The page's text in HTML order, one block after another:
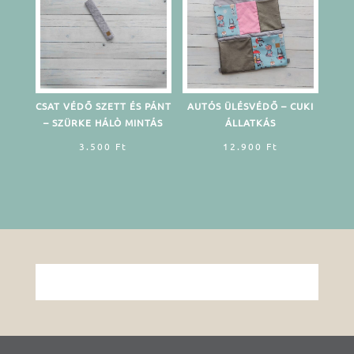
CSAT VÉDŐ SZETT ÉS PÁNT
– SZÜRKE HÁLÒ MINTÁS
3.500 Ft
AUTÓS ÜLÉSVÉDŐ – CUKI
ÁLLATKÁS
12.900 Ft